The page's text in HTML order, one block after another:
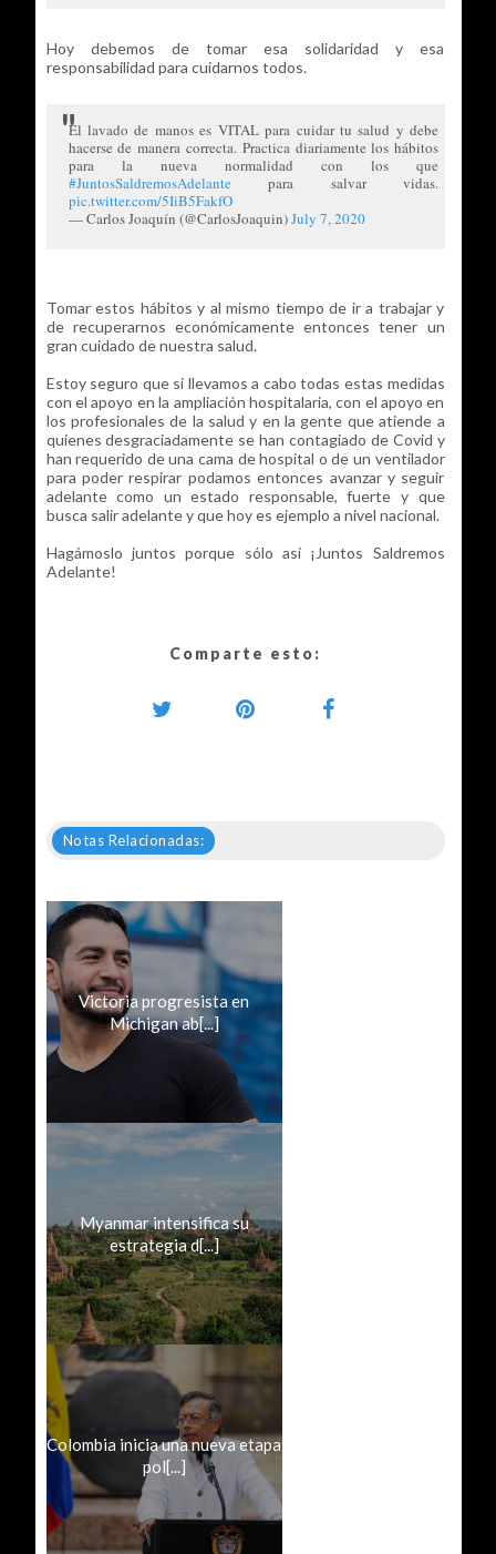
Hoy debemos de tomar esa solidaridad y esa
responsabilidad para cuidarnos todos.
El lavado de manos es VITAL para cuidar tu salud y debe
hacerse de manera correcta. Practica diariamente los hábitos
para la nueva normalidad con los que
#JuntosSaldremosAdelantepara salvar vidas.
pic.twitter.com/5IiB5FakfO
— Carlos Joaquín (@CarlosJoaquin)July 7, 2020
Tomar estos hábitos y al mismo tiempo de ir a trabajar y
de recuperarnos económicamente entonces tener un
gran cuidado de nuestra salud.
Estoy seguro que si llevamos a cabo todas estas medidas
con el apoyo en la ampliación hospitalaria, con el apoyo en
los profesionales de la salud y en la gente que atiende a
quienes desgraciadamente se han contagiado de Covid y
han requerido de una cama de hospital o de un ventilador
para poder respirar podamos entonces avanzar y seguir
adelante como un estado responsable, fuerte y que
busca salir adelante y que hoy es ejemplo a nivel nacional.
Hagámoslo juntos porque sólo así ¡Juntos Saldremos
Adelante!
Comparte esto:
Notas Relacionadas:
Victoria progresista en
Michigan ab[...]
Myanmar intensifica su
estrategia d[...]
Colombia inicia una nueva etapa
pol[...]